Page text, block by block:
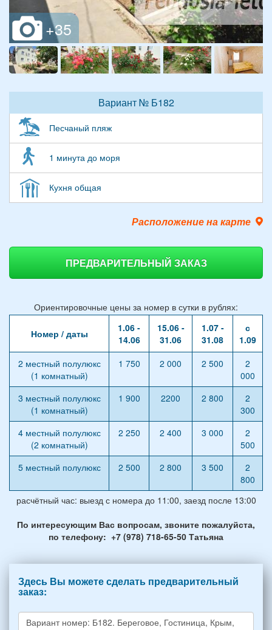
Вариант № Б182
Песчаный пляж
1 минута до моря
Кухня общая
Расположение на карте
ПРЕДВАРИТЕЛЬНЫЙ ЗАКАЗ
Ориентировочные цены за номер в сутки в рублях:
Номер / даты
1.06 -
14.06
15.06 -
31.06
1.07 -
31.08
с
1.09
2 местный полулюкс
(1 комнатный)
1 750 2 000 2 500
2
000
3 местный полулюкс
(1 комнатный)
1 900 2200 2 800
2
300
4 местный полулюкс
(2 комнатный)
2 250 2 400 3 000
2
500
5 местный полулюкс
2 500 2 800 3 500
2
800
расчётный час: выезд с номера до 11:00, заезд после 13:00
По интересующим Вас вопросам, звоните пожалуйста,
по телефону: +7 (978) 718-65-50 Татьяна
Здесь Вы можете сделать предварительный
заказ: